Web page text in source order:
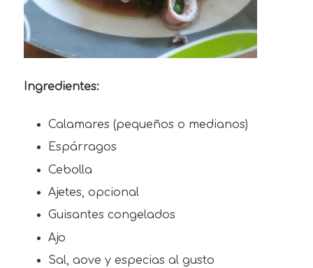
Ingredientes:
Calamares (pequeños o medianos)
Espárragos
Cebolla
Ajetes, opcional
Guisantes congelados
Ajo
Sal, aove y especias al gusto